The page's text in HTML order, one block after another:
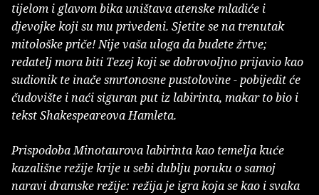
tijelom i glavom bika uništava atenske mladiće i
djevojke koji su mu privedeni. Sjetite se na trenutak
mitološke priče! Nije vaša uloga da budete žrtve;
redatelj mora biti Tezej koji se dobrovoljno prijavio kao
sudionik te inače smrtonosne pustolovine - pobijedit će
čudovište i naći siguran put iz labirinta, makar to bio i
tekst Shakespeareova Hamleta.
Prispodoba Minotaurova labirinta kao temelja kuće
kazališne režije krije u sebi dublju poruku o samoj
naravi dramske režije: režija je igra koja se kao i svaka